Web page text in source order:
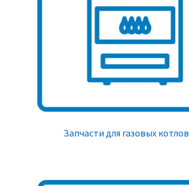
Запчасти для газовых котлов